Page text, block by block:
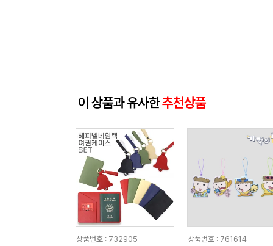
이 상품과 유사한추천상품
상품번호 : 732905
상품번호 : 761614